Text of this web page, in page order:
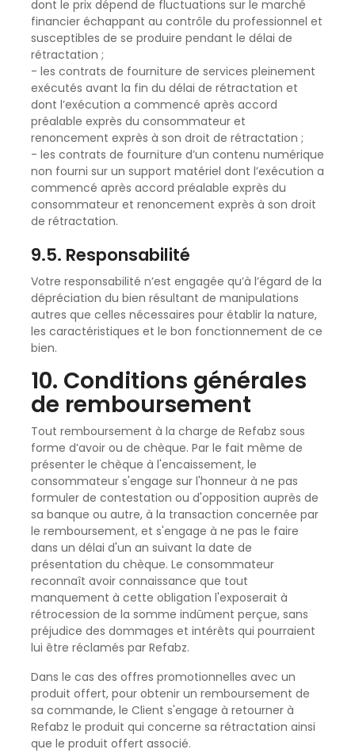
dont le prix dépend de fluctuations sur le marché
financier échappant au contrôle du professionnel et
susceptibles de se produire pendant le délai de
rétractation ;
- les contrats de fourniture de services pleinement
exécutés avant la fin du délai de rétractation et
dont l’exécution a commencé après accord
préalable exprès du consommateur et
renoncement exprès à son droit de rétractation ;
- les contrats de fourniture d’un contenu numérique
non fourni sur un support matériel dont l’exécution a
commencé après accord préalable exprès du
consommateur et renoncement exprès à son droit
de rétractation.
9.5. Responsabilité
Votre responsabilité n’est engagée qu’à l’égard de la
dépréciation du bien résultant de manipulations
autres que celles nécessaires pour établir la nature,
les caractéristiques et le bon fonctionnement de ce
bien.
10. Conditions générales
de remboursement
Tout remboursement à la charge de Refabz sous
forme d’avoir ou de chèque. Par le fait même de
présenter le chèque à l'encaissement, le
consommateur s'engage sur l'honneur à ne pas
formuler de contestation ou d'opposition auprès de
sa banque ou autre, à la transaction concernée par
le remboursement, et s'engage à ne pas le faire
dans un délai d'un an suivant la date de
présentation du chèque. Le consommateur
reconnaît avoir connaissance que tout
manquement à cette obligation l'exposerait à
rétrocession de la somme indûment perçue, sans
préjudice des dommages et intérêts qui pourraient
lui être réclamés par Refabz.
Dans le cas des offres promotionnelles avec un
produit offert, pour obtenir un remboursement de
sa commande, le Client s'engage à retourner à
Refabz le produit qui concerne sa rétractation ainsi
que le produit offert associé.